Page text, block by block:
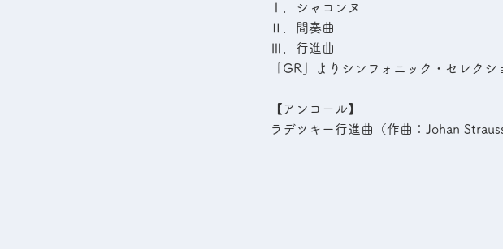
Ⅰ．シャコンヌ
Ⅱ．間奏曲
Ⅲ．行進曲
「GR」よりシンフォニック・セレクシ
【アンコール】
ラデツキー行進曲（作曲：Johan